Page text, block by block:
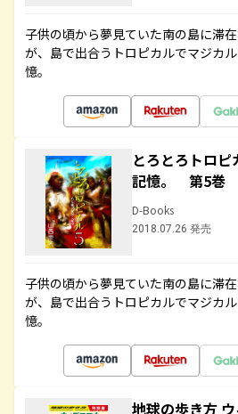
子供の頃から夢見ていた南の島に滞
が、島で出合うトロピカルでマジカ
憶。
とろとろトロ
記憶。 第5巻
D-Books
2018.07.26 発売
子供の頃から夢見ていた南の島に滞
が、島で出合うトロピカルでマジカ
憶。
地球の歩き方